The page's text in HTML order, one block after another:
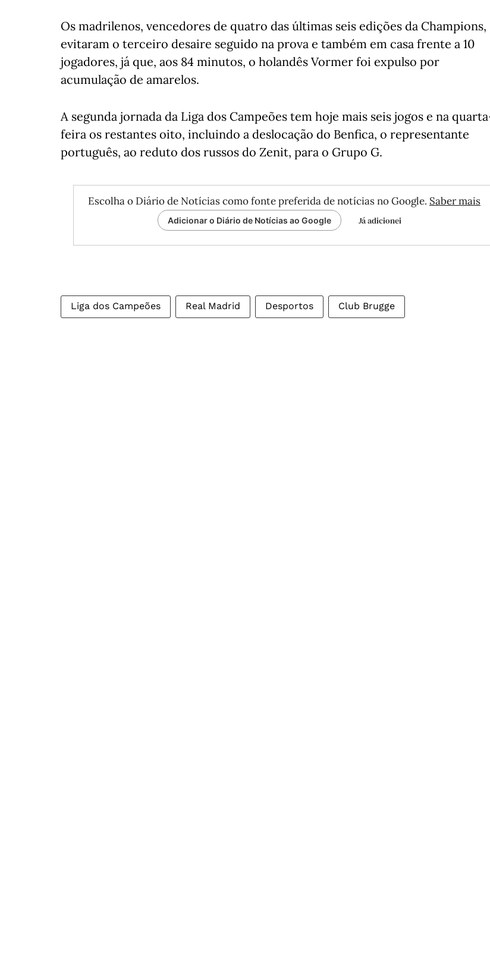
Os madrilenos, vencedores de quatro das últimas seis edições da Champions,
evitaram o terceiro desaire seguido na prova e também em casa frente a 10
jogadores, já que, aos 84 minutos, o holandês Vormer foi expulso por
acumulação de amarelos.
A segunda jornada da Liga dos Campeões tem hoje mais seis jogos e na
feira os restantes oito, incluindo a deslocação do Benfica, o representante
português, ao reduto dos russos do Zenit, para o Grupo G.
Escolha o Diário de Notícias como fonte preferida de notícias no Google. Saber mais
Adicionar o Diário de Notícias ao Google Já adicionei
Liga dos Campeões Real Madrid Desportos Club Brugge